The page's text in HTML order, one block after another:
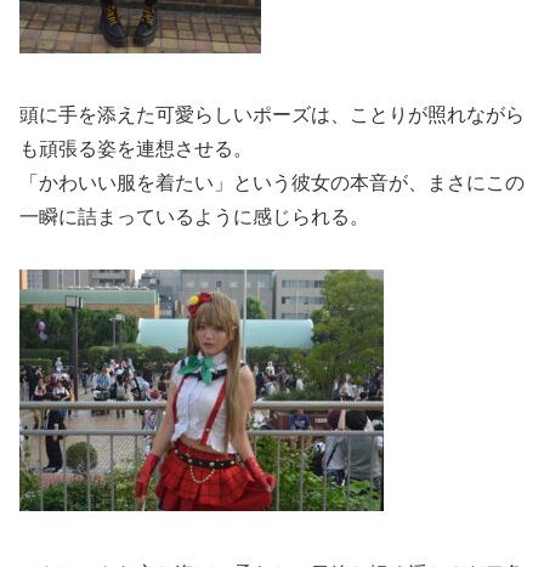
頭に手を添えた可愛らしいポーズは、ことりが照れながら
も頑張る姿を連想させる。
「かわいい服を着たい」という彼女の本音が、まさにこの
一瞬に詰まっているように感じられる。